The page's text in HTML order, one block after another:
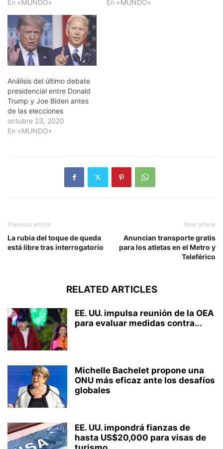
En «MUNDO»
En «MUNDO»
Análisis del último debate
presidencial entre Donald
Trump y Joe Biden antes
de las elecciones
octubre 23, 2020
En «MUNDO»
Previous article
La rubia del toque de queda
está libre tras interrogatorio
Next article
Anuncian transporte gratis
para los atletas en el Metro y
Teleférico
RELATED ARTICLES
EE. UU. impulsa reunión de la OEA
para evaluar medidas contra...
Michelle Bachelet propone una
ONU más eficaz ante los desafíos
globales
EE. UU. impondrá fianzas de
hasta US$20,000 para visas de